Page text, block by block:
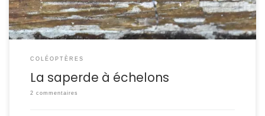
COLÉOPTÈRES
La saperde à échelons
2 commentaires